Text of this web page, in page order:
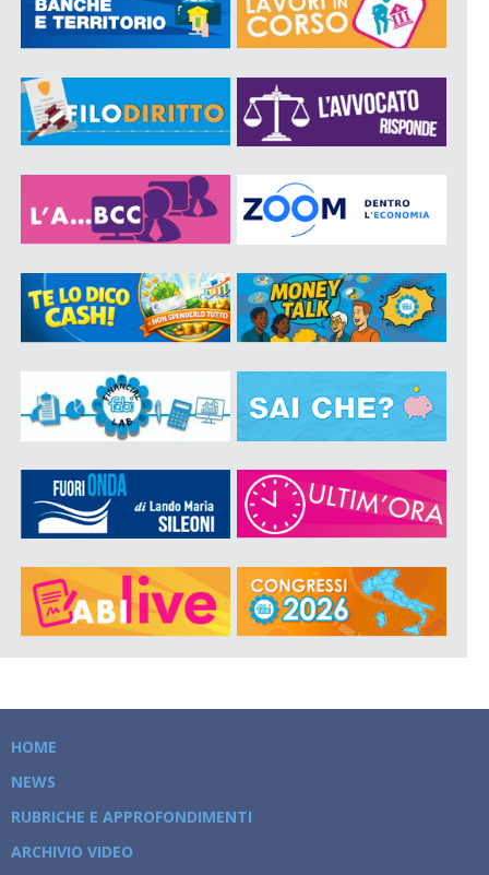
HOME
NEWS
RUBRICHE E APPROFONDIMENTI
ARCHIVIO VIDEO